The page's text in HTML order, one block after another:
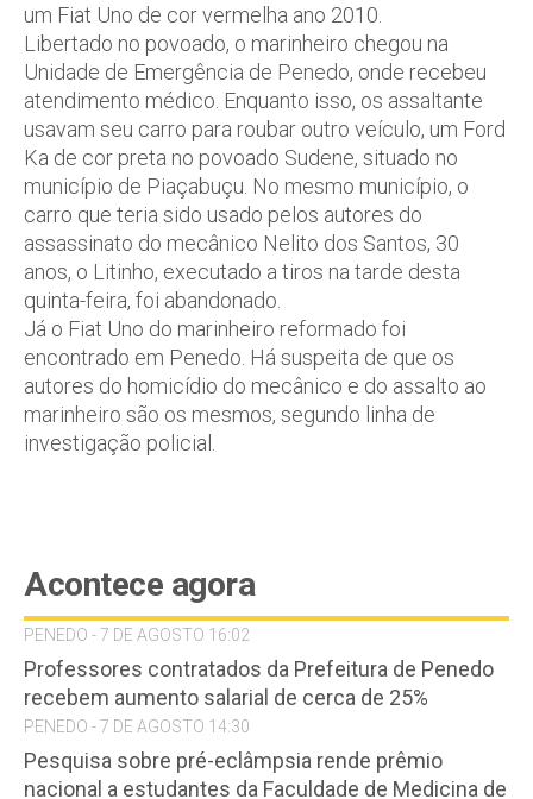
um Fiat Uno de cor vermelha ano 2010.
Libertado no povoado, o marinheiro chegou na
Unidade de Emergência de Penedo, onde recebeu
atendimento médico. Enquanto isso, os assaltante
usavam seu carro para roubar outro veículo, um Ford
Ka de cor preta no povoado Sudene, situado no
município de Piaçabuçu. No mesmo município, o
carro que teria sido usado pelos autores do
assassinato do mecânico Nelito dos Santos, 30
anos, o Litinho, executado a tiros na tarde desta
quinta-feira, foi abandonado.
Já o Fiat Uno do marinheiro reformado foi
encontrado em Penedo. Há suspeita de que os
autores do homicídio do mecânico e do assalto ao
marinheiro são os mesmos, segundo linha de
investigação policial.
Acontece agora
PENEDO - 7 DE AGOSTO 16:02
Professores contratados da Prefeitura de Penedo
recebem aumento salarial de cerca de 25%
PENEDO - 7 DE AGOSTO 14:30
Pesquisa sobre pré-eclâmpsia rende prêmio
nacional a estudantes da Faculdade de Medicina de